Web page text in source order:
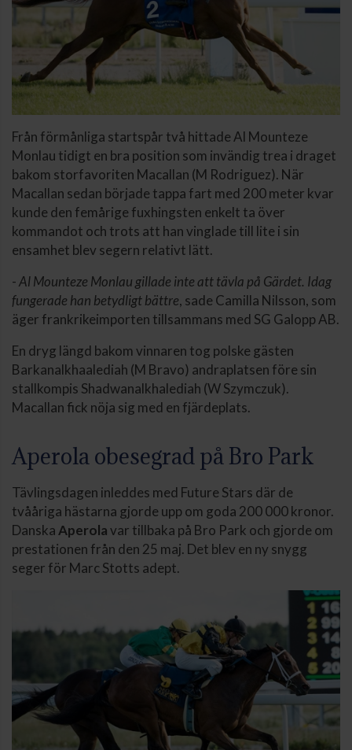
Från förmånliga startspår två hittade Al Mounteze
Monlau tidigt en bra position som invändig trea i draget
bakom storfavoriten Macallan (M Rodriguez). När
Macallan sedan började tappa fart med 200 meter kvar
kunde den femårige fuxhingsten enkelt ta över
kommandot och trots att han vinglade till lite i sin
ensamhet blev segern relativt lätt.
-Al Mounteze Monlau gillade inte att tävla på Gärdet. Idag
fungerade han betydligt bättre, sade Camilla Nilsson, som
äger frankrikeimporten tillsammans med SG Galopp AB.
En dryg längd bakom vinnaren tog polske gästen
Barkanalkhaalediah (M Bravo) andraplatsen före sin
stallkompis Shadwanalkhalediah (W Szymczuk).
Macallan fick nöja sig med en fjärdeplats.
Aperola obesegrad på Bro Park
Tävlingsdagen inleddes med Future Stars där de
tvååriga hästarna gjorde upp om goda 200 000 kronor.
Danska Aperolavar tillbaka på Bro Park och gjorde om
prestationen från den 25 maj. Det blev en ny snygg
seger för Marc Stotts adept.